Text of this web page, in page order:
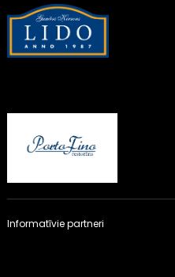
Informatīvie partneri